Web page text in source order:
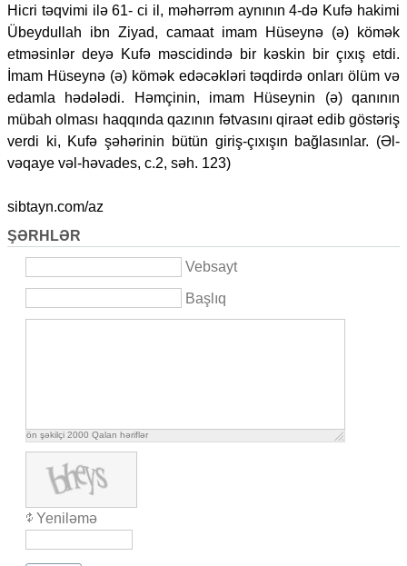
Hicri təqvimi ilə 61- ci il, məhərrəm aynının 4-də Kufə hakimi
Übeydullah ibn Ziyad, camaat imam Hüseynə (ə) kömək
etməsinlər deyə Kufə məscidində bir kəskin bir çıxış etdi.
İmam Hüseynə (ə) kömək edəcəkləri təqdirdə onları ölüm və
edamla hədələdi. Həmçinin, imam Hüseynin (ə) qanının
mübah olması haqqında qazının fətvasını qiraət edib göstəriş
verdi ki, Kufə şəhərinin bütün giriş-çıxışın bağlasınlar. (Əl-
vəqaye vəl-həvades, c.2, səh. 123)
sibtayn.com/az
ŞƏRHLƏR
Vebsayt
Başlıq
ön şəkilçi 2000 Qalan həriflər
Yeniləmə